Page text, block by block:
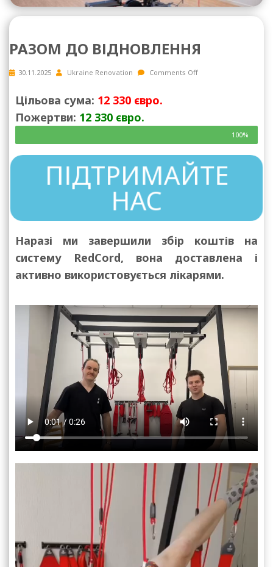
РАЗОМ ДО ВІДНОВЛЕННЯ
30.11.2025 Ukraine Renovation Comments Off
Цільова сума: 12 330 євро.
Пожертви: 12 330 євро.
100%
ПІДТРИМАЙТЕ
НАС
Наразі ми завершили збір коштів на
систему RedCord, вона доставлена і
активно використовується лікарями.